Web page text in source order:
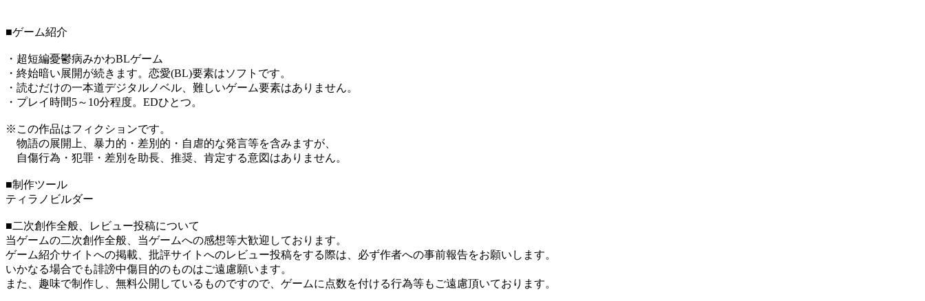
■ゲーム紹介
・超短編憂鬱病みかわBLゲーム
・終始暗い展開が続きます。恋愛(BL)要素はソフトです。
・読むだけの一本道デジタルノベル、難しいゲーム要素はありません。
・プレイ時間5～10分程度。EDひとつ。
※この作品はフィクションです。
物語の展開上、暴力的・差別的・自虐的な発言等を含みますが、
自傷行為・犯罪・差別を助長、推奨、肯定する意図はありません。
■制作ツール
ティラノビルダー
■二次創作全般、レビュー投稿について
当ゲームの二次創作全般、当ゲームへの感想等大歓迎しております。
ゲーム紹介サイトへの掲載、批評サイトへのレビュー投稿をする際は、必ず作者への事前報告をお願いします。
いかなる場合でも誹謗中傷目的のものはご遠慮願います。
また、趣味で制作し、無料公開しているものですので、ゲームに点数を付ける行為等もご遠慮頂いております。